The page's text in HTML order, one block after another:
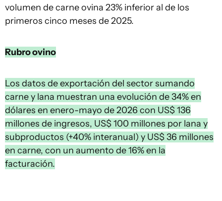
volumen de carne ovina 23% inferior al de los
primeros cinco meses de 2025.
Rubro ovino
Los datos de exportación del sector sumando
carne y lana muestran una evolución de 34% en
dólares en enero-mayo de 2026 con US$ 136
millones de ingresos, US$ 100 millones por lana y
subproductos (+40% interanual) y US$ 36 millones
en carne, con un aumento de 16% en la
facturación.